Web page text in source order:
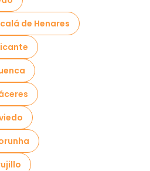
Madrid
cidade velha Madrid
em Madrid
Madrid
de Henares